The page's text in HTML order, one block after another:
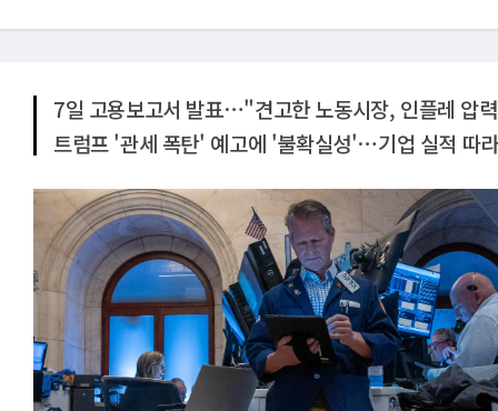
7일 고용보고서 발표⋯"견고한 노동시장, 인플레 압
트럼프 '관세 폭탄' 예고에 '불확실성'⋯기업 실적 따